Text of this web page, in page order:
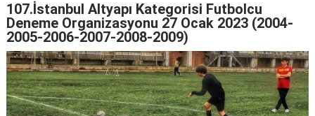
107.İstanbul Altyapı Kategorisi Futbolcu
Deneme Organizasyonu 27 Ocak 2023 (2004-
2005-2006-2007-2008-2009)